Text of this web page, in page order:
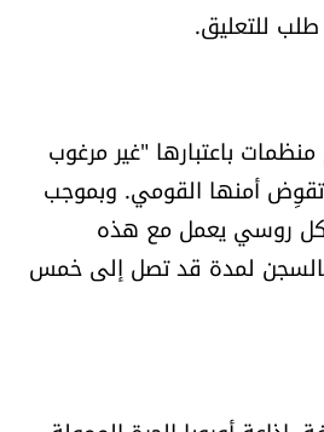
للتعليق.
باعتبارها "غير مرغوب
تقوِض أمنها القومي. وبموجب
كل روسي يعمل مع هذه
لمدة قد تصل إلى خمس